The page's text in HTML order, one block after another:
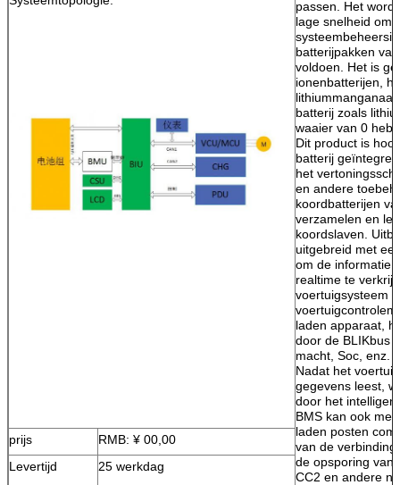
passen. Het
lage snelheid om
batterijpakken
voldoen. Het is
ionenbatterijen,
batterij zoals
waaier van 0
Dit product is
batterij
het
en andere
koordbatterijen
verzamelen en
koordslaven.
uitgebreid met
om de informatie
realtime te
voertuigsysteem
laden apparaat,
door de BLIKbus
macht, Soc, enz.
Nadat het
gegevens leest,
door het
BMS kan ook
laden posten
van de
de opsporing van
CC2 en andere
prijs
RMB: ¥ 00,00
Levertijd
25 werkdag